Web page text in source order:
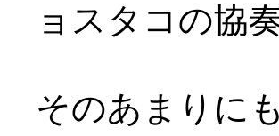
ョスタコの協奏
そのあまりに